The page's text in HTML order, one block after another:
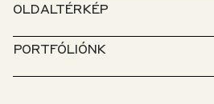
ÜGYFÉLSZOLGÁLAT
OLDALTÉRKÉP
INGATLANKERESŐ
FENNTARTHATÓSÁG
PORTFÓLIÓNK